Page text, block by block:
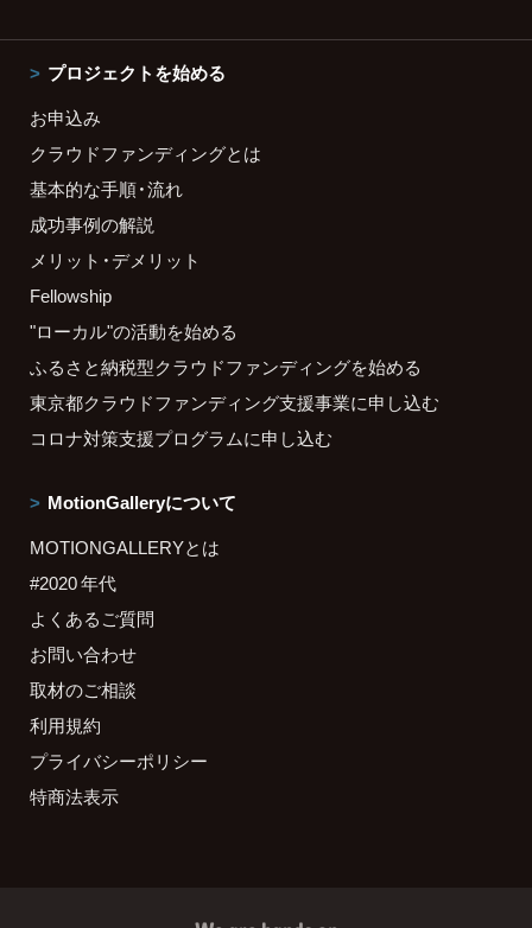
プロジェクトを始める
お申込み
クラウドファンディングとは
基本的な手順・流れ
成功事例の解説
メリット・デメリット
Fellowship
"ローカル"の活動を始める
ふるさと納税型クラウドファンディングを始める
東京都クラウドファンディング支援事業に申し込む
コロナ対策支援プログラムに申し込む
MotionGalleryについて
MOTIONGALLERYとは
#2020 年代
よくあるご質問
お問い合わせ
取材のご相談
利用規約
プライバシーポリシー
特商法表示